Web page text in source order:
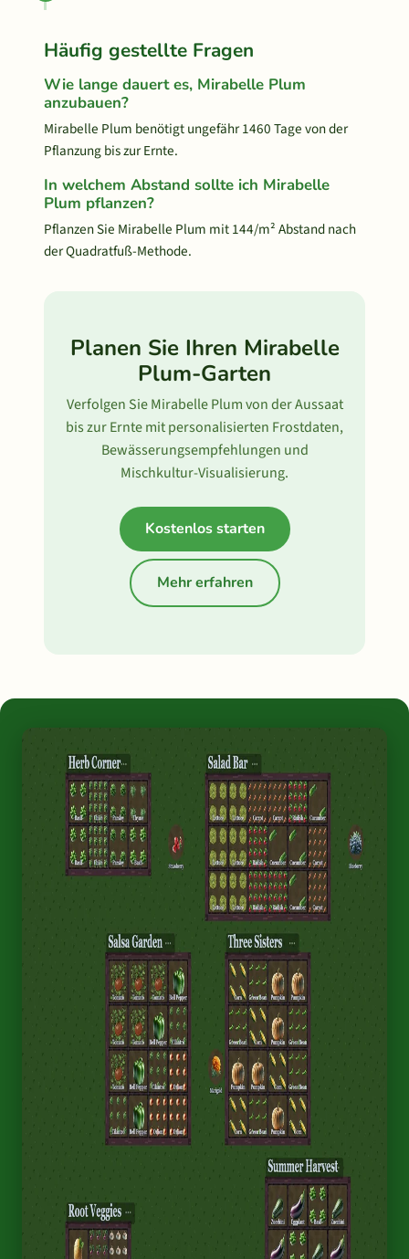
Häufig gestellte Fragen
Wie lange dauert es, Mirabelle Plum
anzubauen?
Mirabelle Plum benötigt ungefähr 1460 Tage von der
Pflanzung bis zur Ernte.
In welchem Abstand sollte ich Mirabelle
Plum pflanzen?
Pflanzen Sie Mirabelle Plum mit 144/m² Abstand nach
der Quadratfuß-Methode.
Planen Sie Ihren Mirabelle
Plum-Garten
Verfolgen Sie Mirabelle Plum von der Aussaat
bis zur Ernte mit personalisierten Frostdaten,
Bewässerungsempfehlungen und
Mischkultur-Visualisierung.
Kostenlos starten
Mehr erfahren